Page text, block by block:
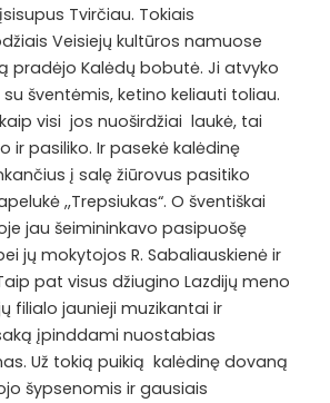
Tvirčiau. Tokiais
Veisiejų kultūros namuose
pradėjo Kalėdų bobutė. Ji atvyko
šventėmis, ketino keliauti toliau.
visi jos nuoširdžiai laukė, tai
ir pasiliko. Ir pasekė kalėdinę
į salę žiūrovus pasitiko
,,Trepsiukas“. O šventiškai
jau šeimininkavo pasipuošę
jų mokytojos R. Sabaliauskienė ir
pat visus džiugino Lazdijų meno
filialo jaunieji muzikantai ir
įpinddami nuostabias
Už tokią puikią kalėdinę dovaną
šypsenomis ir gausiais